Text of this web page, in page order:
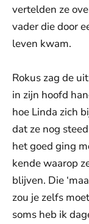
vertelden ze
vader die door
leven kwam.
Rokus zag de
in zijn hoofd
hoe Linda zich
dat ze nog
het goed ging
kende waarop
blijven. Die
zou je zelfs
soms heb ik